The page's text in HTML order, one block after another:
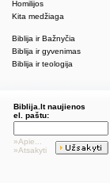
Homilijos
Kita medžiaga
Biblija ir Bažnyčia
Biblija ir gyvenimas
Biblija ir teologija
Biblija.lt naujienos
el. paštu:
»Apie...
»Atsakyti